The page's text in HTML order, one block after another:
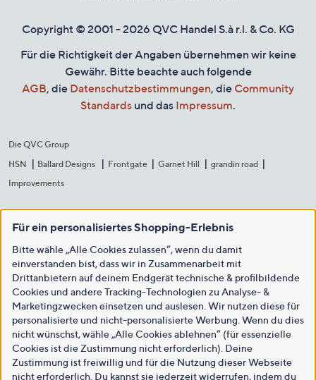
Copyright © 2001 - 2026 QVC Handel S.à r.l. & Co. KG
Für die Richtigkeit der Angaben übernehmen wir keine
Gewähr. Bitte beachte auch folgende
AGB, die Datenschutzbestimmungen, die Community
Standards und das Impressum.
Die QVC Group
HSN
Ballard Designs Frontgate Garnet Hill
grandin road
Improvements
Für ein personalisiertes Shopping-Erlebnis
Bitte wähle „Alle Cookies zulassen“, wenn du damit
einverstanden bist, dass wir in Zusammenarbeit mit
Drittanbietern auf deinem Endgerät technische & profilbildende
Cookies und andere Tracking-Technologien zu Analyse- &
Marketingzwecken einsetzen und auslesen. Wir nutzen diese für
personalisierte und nicht-personalisierte Werbung. Wenn du dies
nicht wünschst, wähle „Alle Cookies ablehnen“ (für essenzielle
Cookies ist die Zustimmung nicht erforderlich). Deine
Zustimmung ist freiwillig und für die Nutzung dieser Webseite
nicht erforderlich. Du kannst sie jederzeit widerrufen, indem du